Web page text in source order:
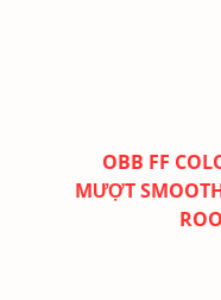
OBB FF
MƯỢT